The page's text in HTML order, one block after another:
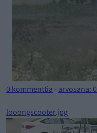
0 kommenttia - arvosana: 0
looongscooter.jpg